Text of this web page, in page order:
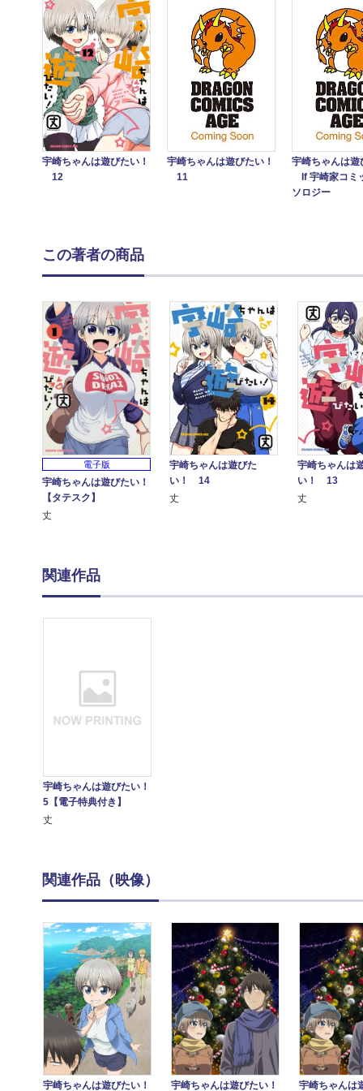
宇崎ちゃんは遊びたい！
12
宇崎ちゃんは遊びたい！
11
宇崎ちゃんは遊
If 宇崎家コミ
ソロジー
この著者の商品
電子版
宇崎ちゃんは遊びたい！
【タテスク】
丈
宇崎ちゃんは遊びた
い！ 14
丈
宇崎ちゃんは
い！ 13
丈
関連作品
宇崎ちゃんは遊びたい！
5【電子特典付き】
丈
関連作品（映像）
宇崎ちゃんは遊びたい！ 宇崎ちゃんは遊びたい！ 宇崎ちゃんは